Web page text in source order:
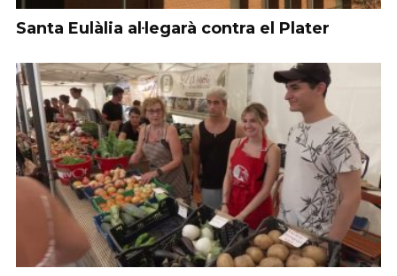
Santa Eulàlia al·legarà contra el Plater